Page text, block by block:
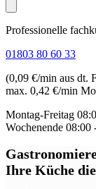
Professionelle
01803 80 60 33
(0,09 €/min aus dt.
max. 0,42 €/min
Montag-Freitag
Wochenende 08:00
Ihre Küche